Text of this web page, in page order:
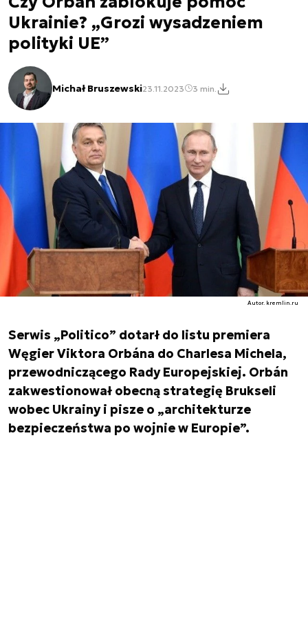
Ukrainie? „Grozi wysadzeniem
polityki UE”
Michał Bruszewski23.11.2023 3 min.
Autor. kremlin.ru
Serwis „Politico” dotarł do listu premiera
Węgier Viktora Orbána do Charlesa Michela,
przewodniczącego Rady Europejskiej. Orbán
zakwestionował obecną strategię Brukseli
wobec Ukrainy i pisze o „architekturze
bezpieczeństwa po wojnie w Europie”.